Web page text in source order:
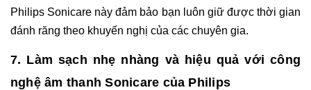
Philips Sonicare này đảm bảo bạn luôn giữ được thời gian
đánh răng theo khuyến nghị của các chuyên gia.
7. Làm sạch nhẹ nhàng và hiệu quả với công
nghệ âm thanh Sonicare của Philips